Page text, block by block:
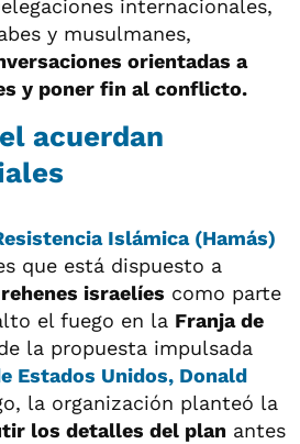
internacionales,
y musulmanes,
orientadas a
y poner fin al conflicto.
acuerdan
Islámica (Hamás)
que está dispuesto a
israelíes como parte
el fuego en la Franja de
la propuesta impulsada
Estados Unidos, Donald
la organización planteó la
los detalles del plan antes